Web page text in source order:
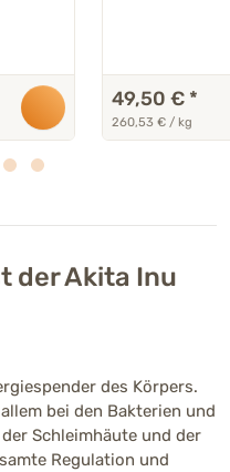
49,50 € *
260,53 € / kg
der Akita Inu
des Körpers.
bei den Bakterien und
Schleimhäute und der
Regulation und